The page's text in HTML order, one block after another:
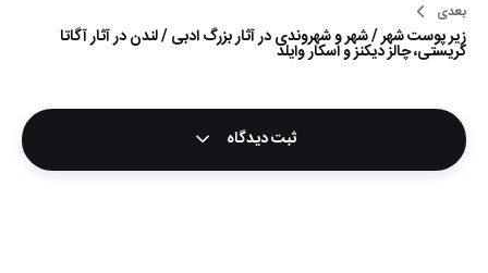
بعدی
زیر پوست شهر / شهر و شهروندی در آثار بزرگ ادبی / لندن در آثار آگاتا
کریستی، چالز دیکنز و اسکار وایلد
ثبت دیدگاه